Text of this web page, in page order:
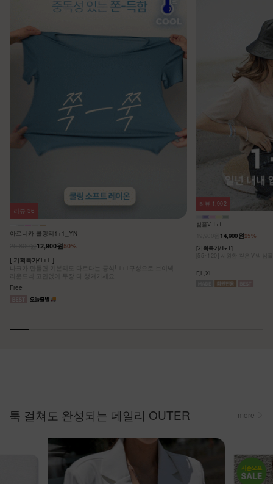
아르니카 쿨링티1+1_YN
50%
12,900원
[ 기획특가/1+1 ]
나크가 만들면 기본티도 다르다는 공식! 1+1구성으로 브이넥
라운드넥 고민없이 두장 다 챙겨가세요
Free
리뷰 36
심플V 1+1
25%
14,900원
[기획특가/1+1]
[55~120] 시원한 깊은 V넥 심
F,L,XL
리뷰 1,902
툭 걸쳐도 완성되는 데일리 OUTER more